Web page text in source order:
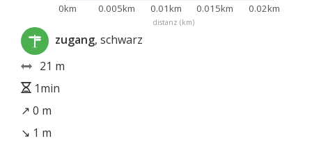
distanz (km)
0km 0.005km 0.01km 0.015km 0.02km
zugang, schwarz
21 m
1min
↗ 0 m
↘ 1 m